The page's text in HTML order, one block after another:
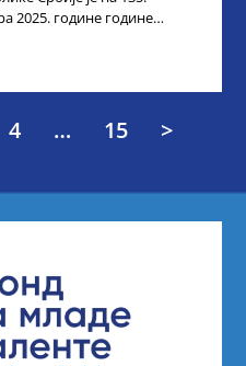
2025. године године
4 … 15 >